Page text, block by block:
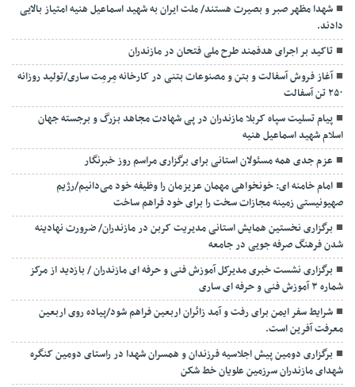
شهدا مظهر صبر و بصیرت هستند/ ملت ایران به شهید اسماعیل هنیه امتیاز بالایی
دادند.
تاکید بر اجرای هدفمند طرح ملی فتحان در مازندران
آغاز فروش آسفالت و بتن و مصنوعات بتنی در کارخانه مِرمِت ساری/تولید روزانه
۲۵۰ تن آسفالت
پیام تسلیت سپاه کربلا مازندران در پی شهادت مجاهد بزرگ و برجسته جهان
اسلام شهید اسماعیل هنیه
عزم جدی همه مسئولان استانی برای برگزاری مراسم روز خبرنگار
امام خامنه ای: خونخواهی مهمان عزیزمان را وظیفه خود می‌دانیم/رژیم
صهیونیستی زمینه مجازات سخت را برای خود فراهم ساخت
برگزاری نخستین همایش استانی مدیریت کربن در مازندران/ ضرورت نهادینه
شدن فرهنگ صرفه جویی در جامعه
برگزاری نشست خبری مدیرکل آموزش فنی و حرفه ای مازندران / بازدید از مرکز
شماره ۳ آموزش فنی و حرفه ای ساری
شرایط سفر ایمن برای رفت و آمد زائران اربعین فراهم شود/پیاده روی اربعین
معرفت آفرین است.
برگزاری دومین پیش اجلاسیه فرزندان و همسران شهدا در راستای دومین کنگره
شهدای مازندران سرزمین علویان خط شکن